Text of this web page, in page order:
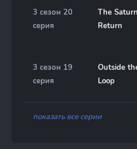
3 сезон 20
серия
The Saturn
Return
3 сезон 19
серия
Outside
Loop
показать все серии